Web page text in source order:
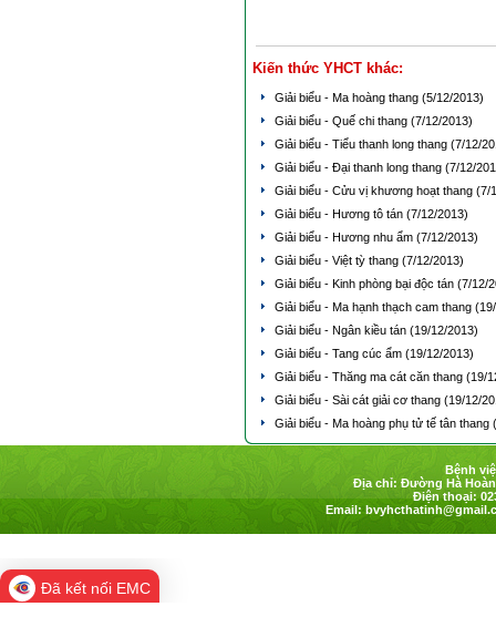
Kiến thức YHCT khác:
Giải biểu - Ma hoàng thang (5/12/2013)
Giải biểu - Quế chi thang (7/12/2013)
Giải biểu - Tiểu thanh long thang (7/12/
Giải biểu - Đại thanh long thang (7/12/
Giải biểu - Cửu vị khương hoạt thang (7/
Giải biểu - Hương tô tán (7/12/2013)
Giải biểu - Hương nhu ẩm (7/12/2013)
Giải biểu - Việt tỳ thang (7/12/2013)
Giải biểu - Kinh phòng bại độc tán (7/12/
Giải biểu - Ma hạnh thạch cam thang
Giải biểu - Ngân kiều tán (19/12/2013)
Giải biểu - Tang cúc ẩm (19/12/2013)
Giải biểu - Thăng ma cát căn thang (19/
Giải biểu - Sài cát giải cơ thang (19/12/
Giải biểu - Ma hoàng phụ tử tế tân thang
Bệnh
Địa chỉ: Đường Hà
Điện thoại:
Email:
Đã kết nối EMC